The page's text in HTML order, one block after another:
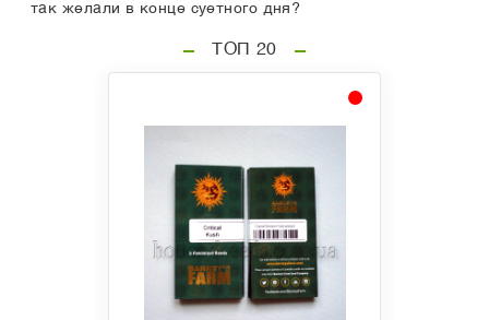
так желали в конце суетного дня?
ТОП 20